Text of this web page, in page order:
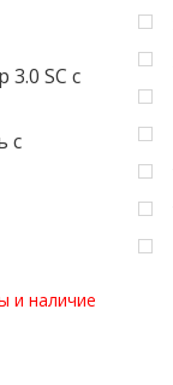
SC с
с
и наличие